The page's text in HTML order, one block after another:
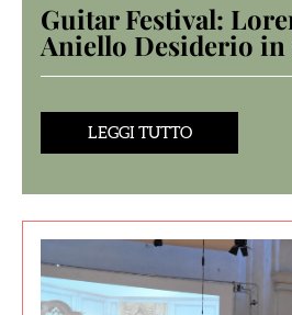
Guitar Festival:
Aniello Desiderio in
LEGGI TUTTO